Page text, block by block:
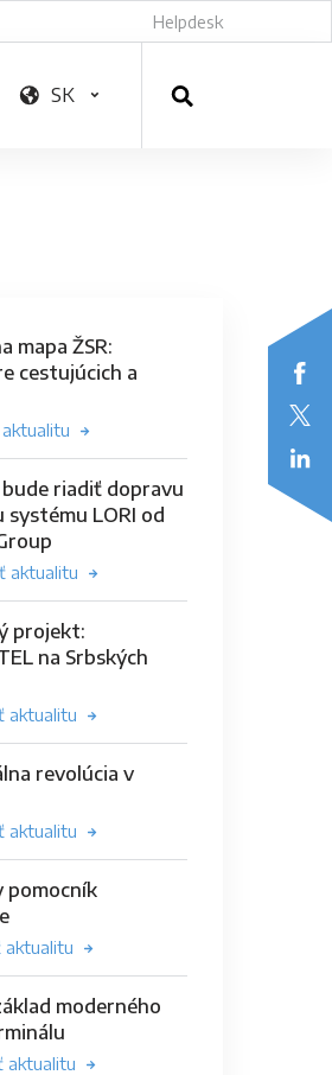
Helpdesk
SK
mapa ŽSR:
cestujúcich a
bude riadiť dopravu
systému LORI od
aktualitu
projekt:
na Srbských
aktualitu
revolúcia v
aktualitu
pomocník
aktualitu
moderného
aktualitu